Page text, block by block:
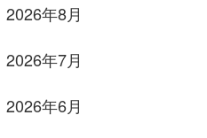
2026年8月
2026年7月
2026年6月